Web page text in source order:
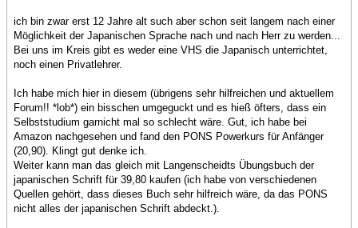
ich bin zwar erst 12 Jahre alt such aber schon seit langem nach einer
Möglichkeit der Japanischen Sprache nach und nach Herr zu werden...
Bei uns im Kreis gibt es weder eine VHS die Japanisch unterrichtet,
noch einen Privatlehrer.
Ich habe mich hier in diesem (übrigens sehr hilfreichen und aktuellem
Forum!! *lob*) ein bisschen umgeguckt und es hieß öfters, dass ein
Selbststudium garnicht mal so schlecht wäre. Gut, ich habe bei
Amazon nachgesehen und fand den PONS Powerkurs für Anfänger
(20,90). Klingt gut denke ich.
Weiter kann man das gleich mit Langenscheidts Übungsbuch der
japanischen Schrift für 39,80 kaufen (ich habe von verschiedenen
Quellen gehört, dass dieses Buch sehr hilfreich wäre, da das PONS
nicht alles der japanischen Schrift abdeckt.).